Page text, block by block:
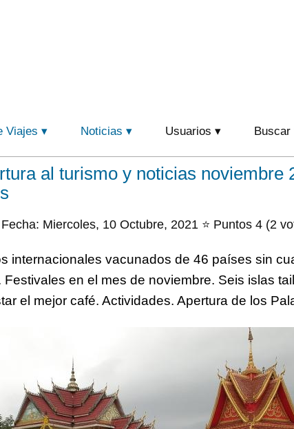
Viajes Noticias Usuarios Buscar
al turismo y noticias noviembre
Miercoles, 10 Octubre, 2021 ⭐ Puntos 4 (2
internacionales vacunados de 46 países sin
Festivales en el mes de noviembre. Seis islas
el mejor café. Actividades. Apertura de los